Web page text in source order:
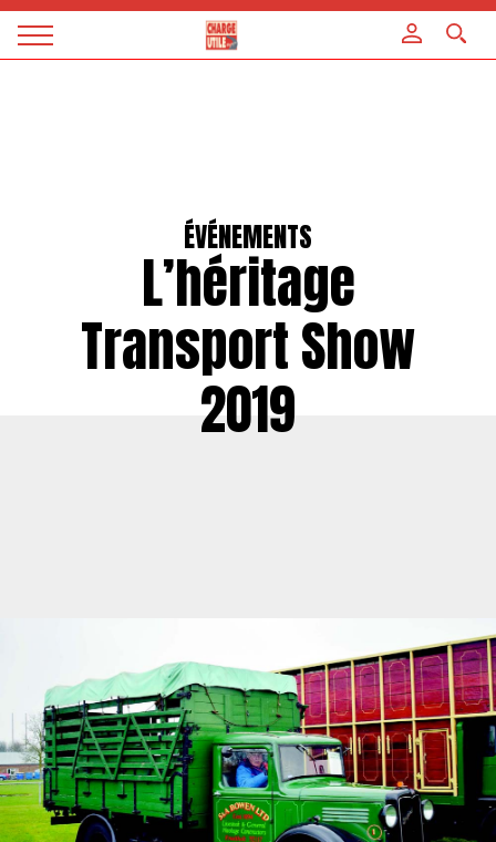
Magazine
ÉVÉNEMENTS
L’héritage
Transport Show
2019
Panneau de gestion des cookies